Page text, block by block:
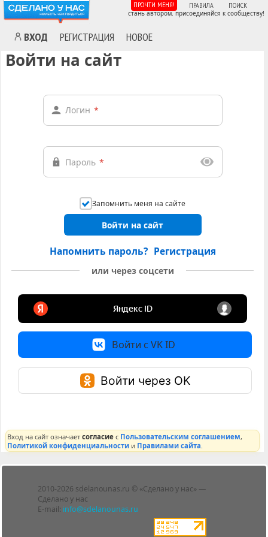
ВХОД РЕГИСТРАЦИЯ НОВОЕ
ПРОЧТИ МЕНЯ! ПРАВИЛА ПОИСК
стань автором. присоединяйся к сообществу!
Войти на сайт
Логин *
Пароль *
Запомнить меня на сайте
Войти на сайт
Напомнить пароль? Регистрация
или через соцсети
Войти с VK ID
Войти через OK
Вход на сайт означаетсогласие с Пользовательским соглашением,
Политикой конфиденциальности и Правилами сайта
2010-2026 sdelanounas.ru © «Сделано у нас» —
Сделано у нас
E-mail: info@sdelanounas.ru
Блоги
Люди
Политика